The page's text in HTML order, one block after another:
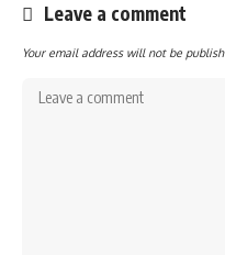
Leave a comment
Your email address will not be